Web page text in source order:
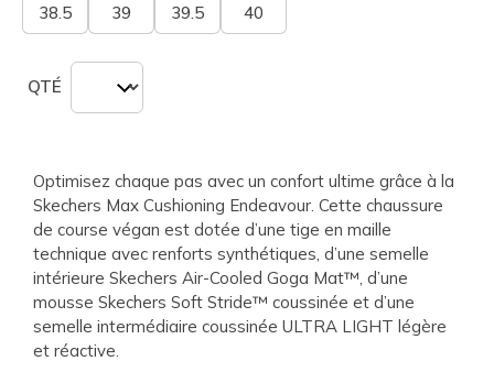
38.5 39 39.5 40
QTÉ
Optimisez chaque pas avec un confort ultime grâce à la
Skechers Max Cushioning Endeavour. Cette chaussure
de course végan est dotée d’une tige en maille
technique avec renforts synthétiques, d’une semelle
intérieure Skechers Air-Cooled Goga Mat™, d’une
mousse Skechers Soft Stride™ coussinée et d’une
semelle intermédiaire coussinée ULTRA LIGHT légère
et réactive.